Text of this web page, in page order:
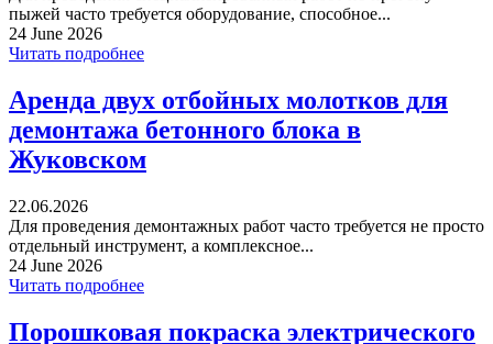
пыжей часто требуется оборудование, способное...
24 June 2026
Читать подробнее
Аренда двух отбойных молотков для
демонтажа бетонного блока в
Жуковском
22.06.2026
Для проведения демонтажных работ часто требуется не просто
отдельный инструмент, а комплексное...
24 June 2026
Читать подробнее
Порошковая покраска электрического